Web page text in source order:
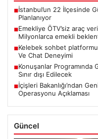
■İstanbul’un 22 İlçesinde
Planlanıyor
■Emekliye ÖTV’siz araç
Milyonlarca emekli
■Kelebek sohbet
Ve Chat Deneyimi
■Konuşanlar Programında
Sınır dışı Edilecek
■İçişleri Bakanlığı’ndan
Operasyonu Açıklaması
Güncel